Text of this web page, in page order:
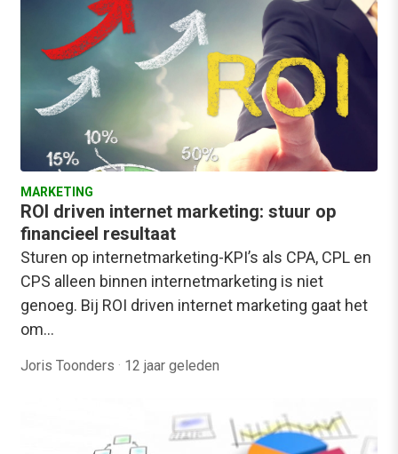
MARKETING
ROI driven internet marketing: stuur op
financieel resultaat
Sturen op internetmarketing-KPI’s als CPA, CPL en
CPS alleen binnen internetmarketing is niet
genoeg. Bij ROI driven internet marketing gaat het
om…
Joris Toonders · 12 jaar geleden